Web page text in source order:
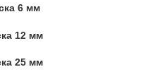
6 мм
12 мм
25 мм